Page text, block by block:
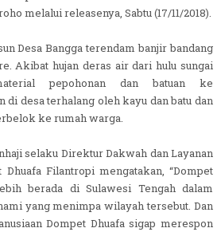
melalui releasenya, Sabtu (17/11/2018).
Desa Bangga terendam banjir bandang
Akibat hujan deras air dari hulu sungai
pepohonan dan batuan ke
di desa terhalang oleh kayu dan batu dan
ke rumah warga.
selaku Direktur Dakwah dan Layanan
Dhuafa Filantropi mengatakan, “Dompet
berada di Sulawesi Tengah dalam
yang menimpa wilayah tersebut. Dan
Dompet Dhuafa sigap merespon